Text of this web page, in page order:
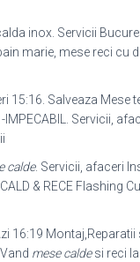
inox. Servicii
marie, mese reci cu
15:16. Salveaza Mese
Servicii,
calde. Servicii, afaceri
& RECE Flashing
16:19 Montaj,Reparatii
mese caldesi reci